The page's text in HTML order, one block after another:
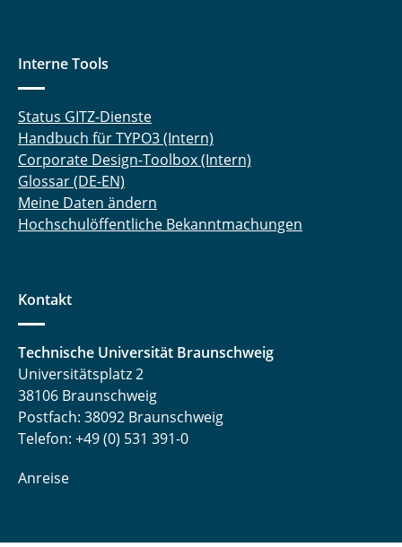
Interne Tools
Status GITZ-Dienste
Handbuch für TYPO3 (Intern)
Corporate Design-Toolbox (Intern)
Glossar (DE-EN)
Meine Daten ändern
Hochschulöffentliche Bekanntmachungen
Kontakt
Technische Universität Braunschweig
Universitätsplatz 2
38106 Braunschweig
Postfach: 38092 Braunschweig
Telefon: +49 (0) 531 391-0
Anreise